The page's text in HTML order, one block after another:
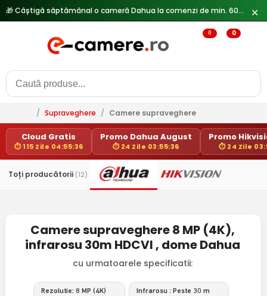
🎁 Câștigă săptămânal o cameră Dahua la comenzi de min. 600 lei — ✕
0 0
/ Supraveghere / Camere supraveghere
Cloud Gratis
⏱ 115 Zile 04:55:35
Promo Dahua August
⏱ 24 Zile 03:55:35
Promo
⏱ 24 Zile
Toți producătorii (12)
Camere supraveghere 8 MP (4K),
infrarosu 30m HDCVI , dome Dahua
cu urmatoarele specificatii:
Rezolutie: 8 MP (4K) Infrarosu : Peste 30 m